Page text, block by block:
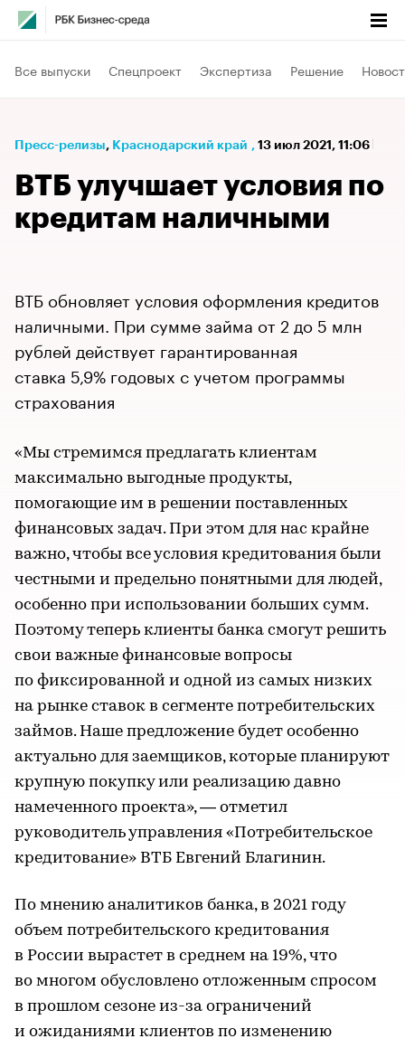
Все выпуски Спецпроект Экспертиза Решение
Пресс-релизы⁠, Краснодарский край , 13 июл 2021, 11:06
ВТБ улучшает условия по
кредитам наличными
ВТБ обновляет условия оформления кредитов
наличными. При сумме займа от 2 до 5 млн
рублей действует гарантированная
ставка 5,9% годовых с учетом программы
страхования
«Мы стремимся предлагать клиентам
максимально выгодные продукты,
помогающие им в решении поставленных
финансовых задач. При этом для нас крайне
важно, чтобы все условия кредитования были
честными и предельно понятными для людей,
особенно при использовании больших сумм.
Поэтому теперь клиенты банка смогут решить
свои важные финансовые вопросы
по фиксированной и одной из самых низких
на рынке ставок в сегменте потребительских
займов. Наше предложение будет особенно
актуально для заемщиков, которые планируют
крупную покупку или реализацию давно
намеченного проекта», — отметил
руководитель управления «Потребительское
кредитование» ВТБ Евгений Благинин.
По мнению аналитиков банка, в 2021 году
объем потребительского кредитования
в России вырастет в среднем на 19%, что
во многом обусловлено отложенным спросом
в прошлом сезоне из-за ограничений
и ожиданиями клиентов по изменению